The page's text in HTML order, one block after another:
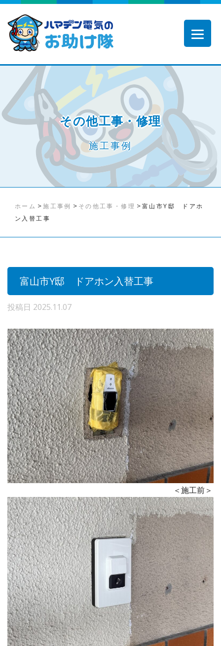
その他工事・修理
施工事例
ホーム >施工事例 > その他工事・修理 >富山市Y邸 ドアホ
ン入替工事
富山市Y邸 ドアホン入替工事
投稿日 2025.11.07
＜施工前＞